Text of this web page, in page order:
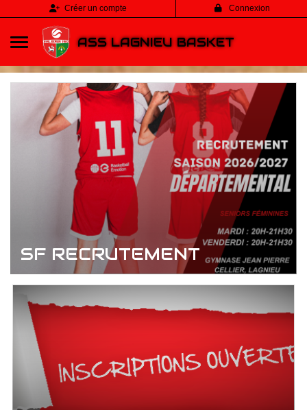
Créer un compte Connexion
ASS LAGNIEU BASKET
SF RECRUTEMENT
Panneau de gestion des cookies